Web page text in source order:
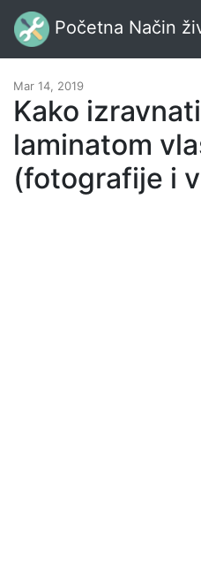
Početna Način
Mar 14, 2019
Kako
laminatom
(fotografije i